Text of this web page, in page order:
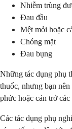
Nhiễm trùng
Đau đầu
Mệt mỏi hoặc
Chóng mặt
Đau bụng
Những tác dụng phụ
thuốc, nhưng bạn
phức hoặc cản trở
Các tác dụng phụ